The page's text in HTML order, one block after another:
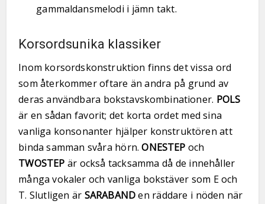
gammaldansmelodi i jämn takt.
Korsordsunika klassiker
Inom korsordskonstruktion finns det vissa ord
som återkommer oftare än andra på grund av
deras användbara bokstavskombinationer. POLS
är en sådan favorit; det korta ordet med sina
vanliga konsonanter hjälper konstruktören att
binda samman svåra hörn.ONESTEP och
TWOSTEP är också tacksamma då de innehåller
många vokaler och vanliga bokstäver som E och
T. Slutligen är SARABANDen räddare i nöden när